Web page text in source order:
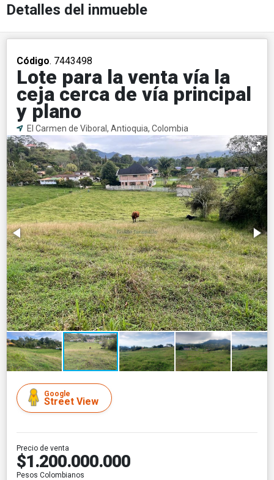
Detalles del inmueble
Código. 7443498
Lote para la venta vía la
ceja cerca de vía principal
y plano
El Carmen de Viboral, Antioquia, Colombia
Google
Street View
Precio de venta
$1.200.000.000
Pesos Colombianos